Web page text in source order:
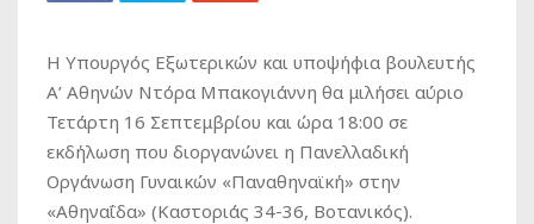
Η Yπουργός Εξωτερικών και υποψήφια βουλευτής
Α’ Αθηνών Ντόρα Μπακογιάννη θα μιλήσει αύριο
Τετάρτη 16 Σεπτεμβρίου και ώρα 18:00 σε
εκδήλωση που διοργανώνει η Πανελλαδική
Οργάνωση Γυναικών «Παναθηναϊκή» στην
«Αθηναΐδα» (Καστοριάς 34-36, Βοτανικός).